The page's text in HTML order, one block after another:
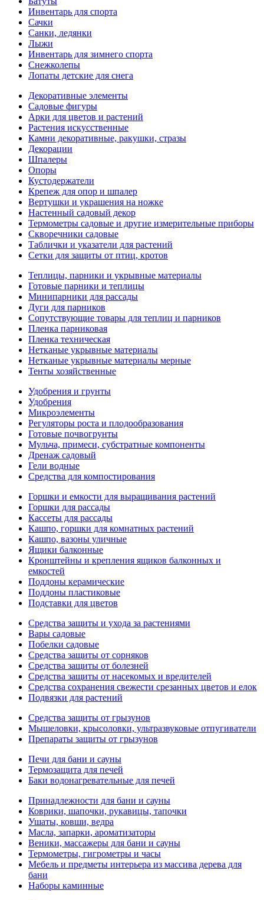
Инвентарь для спорта
Сачки
Санки, ледянки
Лыжи
Инвентарь для зимнего спорта
Снежколепы
Лопаты детские для снега
Декоративные элементы
Садовые фигуры
Арки для цветов и растений
Растения искусственные
Камни декоративные, ракушки, стразы
Декорации
Шпалеры
Опоры
Кустодержатели
Крепеж для опор и шпалер
Вертушки и украшения на ножке
Настенный садовый декор
Термометры садовые и другие измерительные приборы
Скворечники садовые
Таблички и указатели для растений
Сетки для защиты от птиц, кротов
Теплицы, парники и укрывные материалы
Готовые парники и теплицы
Минипарники для рассады
Дуги для парников
Сопутствующие товары для теплиц и парников
Пленка парниковая
Пленка техническая
Нетканые укрывные материалы
Нетканые укрывные материалы мерные
Тенты хозяйственные
Удобрения и грунты
Удобрения
Микроэлементы
Регуляторы роста и плодообразования
Готовые почвогрунты
Мульча, примеси, субстратные компоненты
Дренаж садовый
Гели водные
Средства для компостирования
Горшки и емкости для выращивания растений
Горшки для рассады
Кассеты для рассады
Кашпо, горшки для комнатных растений
Кашпо, вазоны уличные
Ящики балконные
Кронштейны и крепления ящиков балконных и
емкостей
Поддоны керамические
Поддоны пластиковые
Подставки для цветов
Средства защиты и ухода за растениями
Вары садовые
Побелки садовые
Средства защиты от сорняков
Средства защиты от болезней
Средства защиты от насекомых и вредителей
Средства сохранения свежести срезанных цветов и елок
Подвязки для растений
Средства защиты от грызунов
Мышеловки, крысоловки, ультразвуковые отпугиватели
Препараты защиты от грызунов
Печи для бани и сауны
Термозащита для печей
Баки водонагревательные для печей
Принадлежности для бани и сауны
Коврики, шапочки, рукавицы, тапочки
Ушаты, ковши, ведра
Масла, запарки, ароматизаторы
Веники, массажеры для бани и сауны
Термометры, гигрометры и часы
Мебель и предметы интерьера из массива дерева для
бани
Наборы каминные